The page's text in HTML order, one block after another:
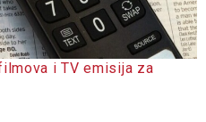
i TV emisija za